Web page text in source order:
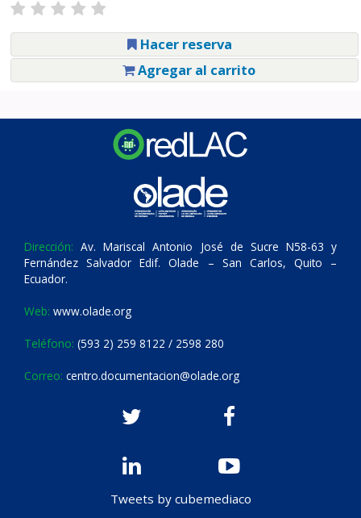
Hacer reserva
Agregar al carrito
Dirección: Av. Mariscal Antonio José de Sucre N58-63 y
Fernández Salvador Edif. Olade – San Carlos, Quito –
Ecuador.
Web: www.olade.org
Teléfono: (593 2) 259 8122 / 2598 280
Correo: centro.documentacion@olade.org
Tweets by cubemediaco